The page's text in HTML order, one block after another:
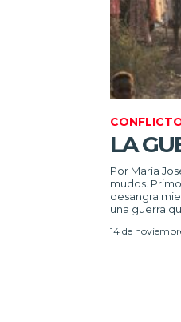
LA
Por María
mudos. Primo Levi. En el corazón del Cuerno de
desangra
una guerra
14 de